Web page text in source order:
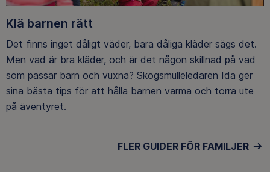
Klä barnen rätt
Det finns inget dåligt väder, bara dåliga kläder sägs det.
Men vad är bra kläder, och är det någon skillnad på vad
som passar barn och vuxna? Skogsmulleledaren Ida ger
sina bästa tips för att hålla barnen varma och torra ute
på äventyret.
FLER GUIDER FÖR FAMILJER